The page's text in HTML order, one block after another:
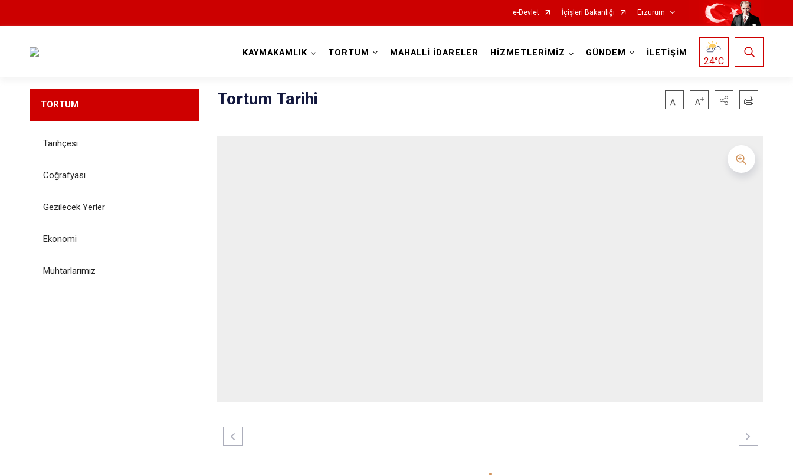
e-Devlet İçişleri Bakanlığı Erzurum
KAYMAKAMLIK TORTUM MAHALLİ İDARELER HİZMETLERİMİZ GÜNDEM İLETİŞİM
24°C
TORTUM
Tarihçesi
Coğrafyası
Gezilecek Yerler
Ekonomi
Muhtarlarımız
Tortum Tarihi